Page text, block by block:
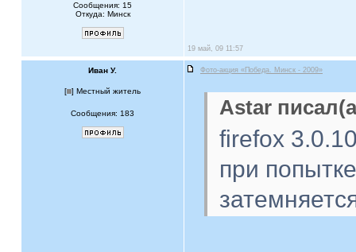
Сообщения: 15
Откуда: Минск
19 май, 09 11:57
Иван У. Фото-акция «Победа. Минск - 2009»
[ ] Местный житель
Сообщения: 183 Astar
firefox
при